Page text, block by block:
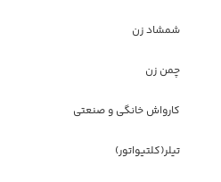
شمشاد زن
چمن زن
کارواش خانگی و صنعتی
تیلر(کلتیواتور)